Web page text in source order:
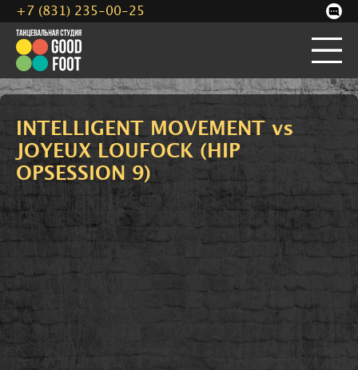
INTELLIGENT MOVEMENT vs
JOYEUX LOUFOCK (HIP
OPSESSION 9)
+7 (831) 235-00-25